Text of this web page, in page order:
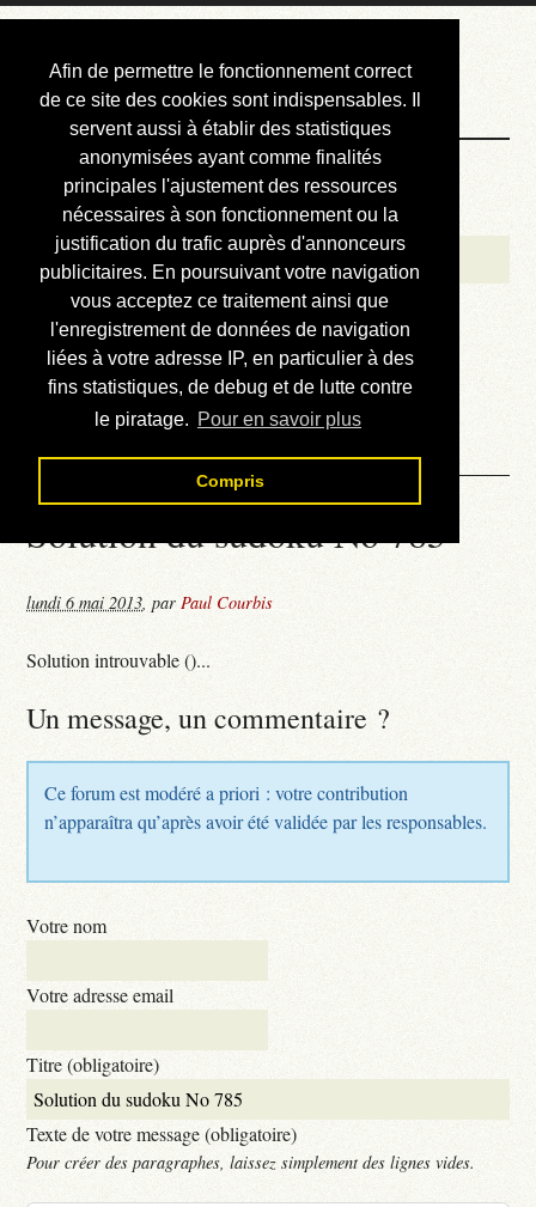
Afin de permettre le fonctionnement correct
de ce site des cookies sont indispensables. Il
servent aussi à établir des statistiques
anonymisées ayant comme finalités
principales l'ajustement des ressources
nécessaires à son fonctionnement ou la
justification du trafic auprès d'annonceurs
publicitaires. En poursuivant votre navigation
vous acceptez ce traitement ainsi que
l'enregistrement de données de navigation
liées à votre adresse IP, en particulier à des
fins statistiques, de debug et de lutte contre
le piratage. Pour en savoir plus
Compris
Courbis, « LE »
Blog Officiel
Bienvenue
Réalisations
Divers (et d’été)
Annonces
Liens externes
Téléchargement
Contact
Solution du sudoku No 785
lundi 6 mai 2013,parPaul Courbis
Solution introuvable ()...
Un message, un commentaire ?
Ce forum est modéré a priori : votre contribution
n’apparaîtra qu’après avoir été validée par les responsables.
Votre nom
Votre adresse email
Titre (obligatoire)
Texte de votre message (obligatoire)
Pour créer des paragraphes, laissez simplement des lignes vides.